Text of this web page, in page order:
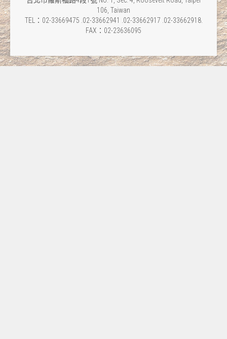
106, Taiwan
TEL：02-33669475 .02-33662941 .02-33662917 .02-33662918.
FAX：02-23636095